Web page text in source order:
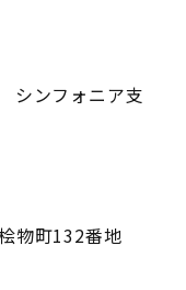
シンフォニア支
物町132番地